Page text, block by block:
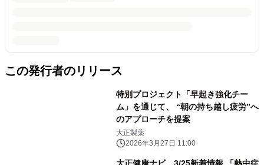
この発行者のリリース
特別プロジェクト「早起き強化チー
ム」を通じて、 “朝の持ち越し疲労”へ
のアプローチを提案
大正製薬
2026年3月27日 11:00